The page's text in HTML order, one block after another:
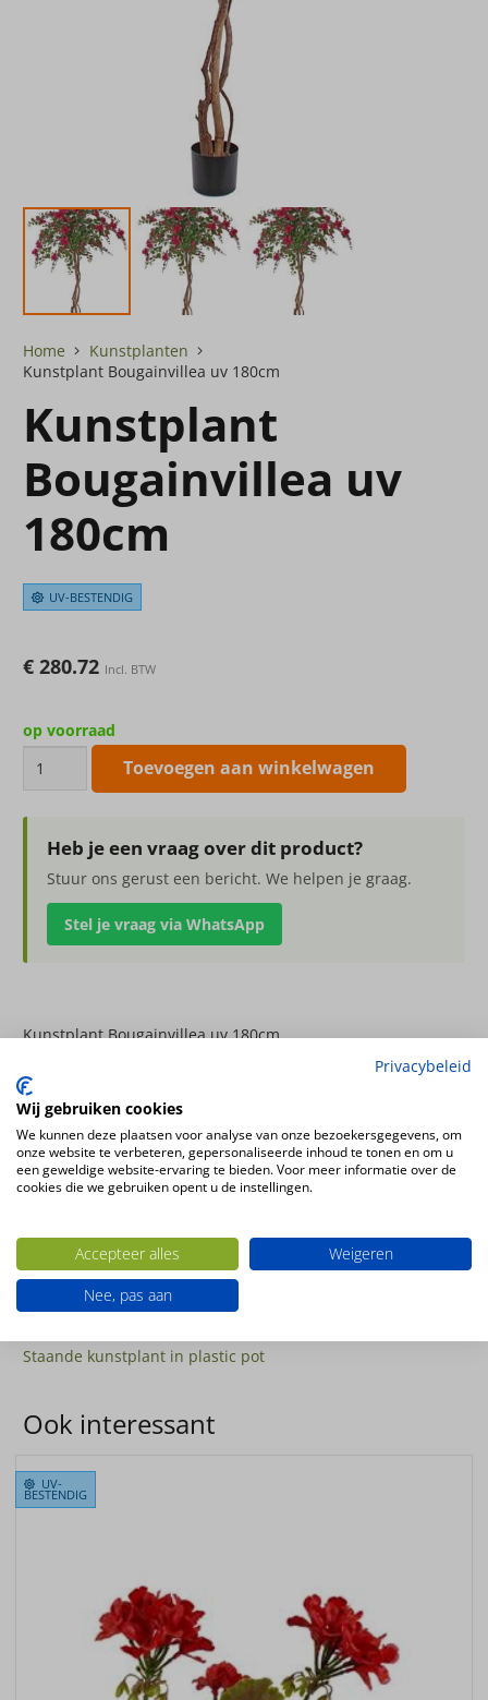
Home
Kunstplanten
Kunstplant Bougainvillea uv 180cm
Kunstplant
Bougainvillea uv
180cm
UV-BESTENDIG
€ 280.72 Incl. BTW
op voorraad
Kunstplant
Bougainvillea
uv
180cm
aantal
Toevoegen aan winkelwagen
Heb je een vraag over dit product?
Stuur ons gerust een bericht. We helpen je graag.
Stel je vraag via WhatsApp
Kunstplant Bougainvillea uv 180cm
Hoogte
180cm
Kleur
cerise
Bougainvillea
Plantsoort
Bougainvillea
Staande kunstplant in plastic pot
Ook interessant
UV-
BESTENDIG
Privacybeleid
Wij gebruiken cookies
We kunnen deze plaatsen voor analyse van onze bezoekersgegevens, om
onze website te verbeteren, gepersonaliseerde inhoud te tonen en om u
een geweldige website-ervaring te bieden. Voor meer informatie over de
cookies die we gebruiken opent u de instellingen.
Accepteer alles
Weigeren
Nee, pas aan